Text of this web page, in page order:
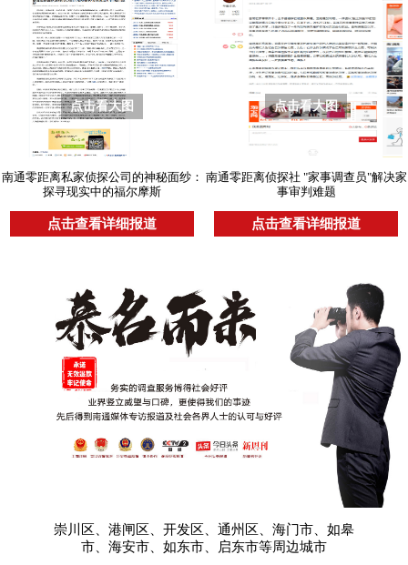
点击看大图
南通零距离私家侦探公司的神秘面纱：
探寻现实中的福尔摩斯
点击查看详细报道
点击看大图
南通零距离侦探社 "家事调查员"解决家
事审判难题
点击查看详细报道
崇川区、港闸区、开发区、通州区、海门市、如皋
市、海安市、如东市、启东市等周边城市